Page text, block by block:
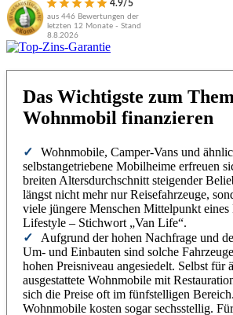
4.9/5
aus 446 Bewertungen der
letzten 12 Monate - Stand
8.8.2026
Das Wichtigste zum
Wohnmobil finanzieren
Wohnmobile, Camper-Vans und
selbstangetriebene Mobilheime erfreuen
breiten Altersdurchschnitt steigender
längst nicht mehr nur Reisefahrzeuge,
viele jüngere Menschen Mittelpunkt eines
Lifestyle – Stichwort „Van Life“.
Aufgrund der hohen Nachfrage und
Um- und Einbauten sind solche
hohen Preisniveau angesiedelt. Selbst für
ausgestattete Wohnmobile mit
sich die Preise oft im fünfstelligen
Wohnmobile kosten sogar sechsstellig.